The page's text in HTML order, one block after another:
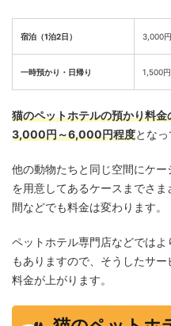
宿泊（1泊2日） 3,000
一時預かり・日帰り 1,500
猫のペットホテルの預かり料
3,000円～6,000円程度となっ
他の動物たちと同じ空間にケ
を用意してあるケースまでさ
間などでも料金は変わります。
ペットホテル専門店などでは
もありますので、そうしたサ
料金が上がります。